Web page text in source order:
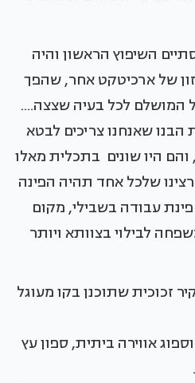
השיפוץ הראשון והיה
של ארכיטקט אחר, שהפך
המושלם לכל בעיה שצצה....
שאנחנו צריכים לבטא
והם היו שונים בתכלית מאלו
שלכל אחד תהיה הפינה
עבודה בשבילי, מקום
לבילוי בצוותא ויותר
זכוכית שתוכנן בקו מעוגל
אווירה ביתית, ספון עץ